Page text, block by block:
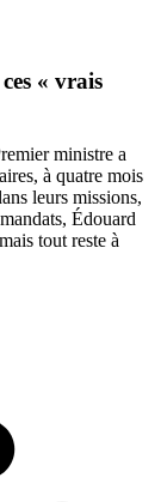
« vrais
ministre a
à quatre mois
leurs missions,
Édouard
tout reste à